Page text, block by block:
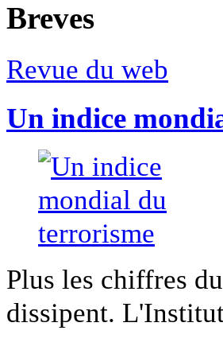
Breves
Revue du web
Un indice
Plus les chiffres
dissipent.